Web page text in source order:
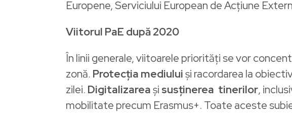
Europene, Serviciului European de Acțiune
Viitorul PaE după 2020
În linii generale, viitoarele priorități se vor
zonă. Protecția mediuluiși racordarea la
zilei. Digitalizareași susținerea tinerilor,
mobilitate precum Erasmus+. Toate aceste